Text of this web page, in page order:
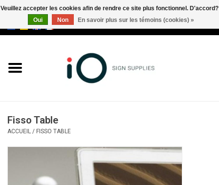
Marques
Appelez-nous au +32 3 353 67
Fisso Table
ACCUEIL / FISSO TABLE
Veuillez accepter les cookies afin de rendre ce site plus fonctionnel. D'accord?
Oui
Non En savoir plus sur les témoins (cookies) »